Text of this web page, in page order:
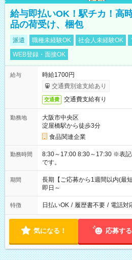
給与即払いOK！駅チカ！高
品の荷受け、梱包
派遣 職種未経験OK 社会人未経験OK
WEB登録・面接OK
給与
時給1700円
交通費別途支給あり
交通費 交通費支給有り
勤務地
大阪市中央区
淀屋橋駅から徒歩3分
食品関連企業
勤務時間
8:30～17:00 8:30～17:30 ※表記のうち実働7時間30分から8時間
です。
期間
長期【ご応募から1週間以内(最
即日～
特徴 日払いOK / 履歴書不要 / 電話対
気になる！ 応募する